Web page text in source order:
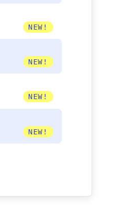
NEW!
NEW!
NEW!
NEW!